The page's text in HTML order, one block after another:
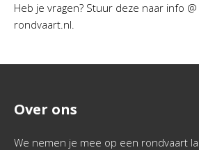
Heb je vragen? Stuur deze naar info
rondvaart.nl.
Over ons
We nemen je mee op een rondvaart